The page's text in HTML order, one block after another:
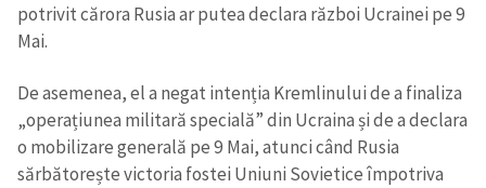
potrivit cărora Rusia ar putea declara război Ucrainei pe 9
Mai.
De asemenea, el a negat intenția Kremlinului de a finaliza
„operațiunea militară specială” din Ucraina și de a declara
o mobilizare generală pe 9 Mai, atunci când Rusia
sărbătorește victoria fostei Uniuni Sovietice împotriva